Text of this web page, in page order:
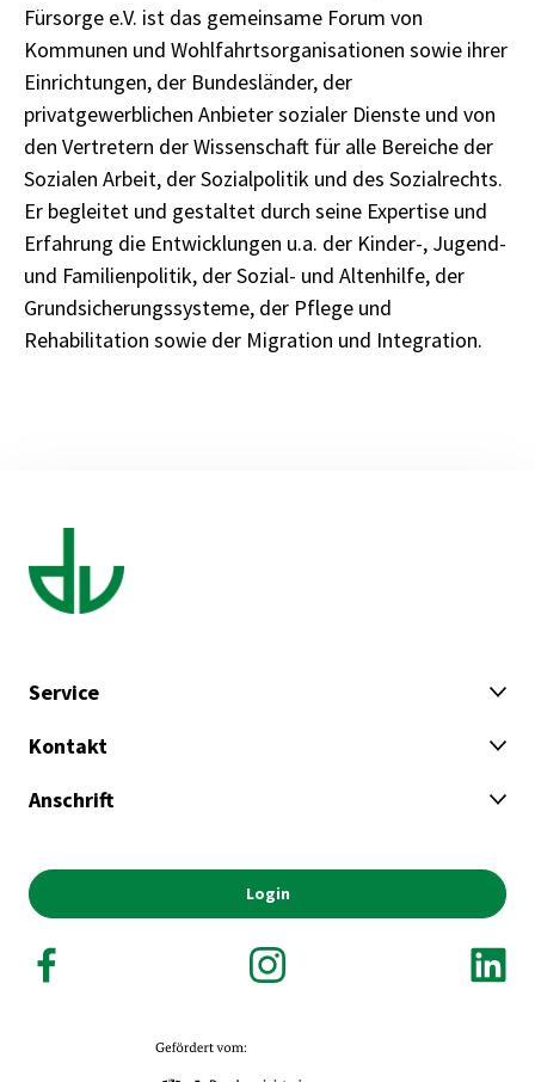
Fürsorge e.V. ist das gemeinsame Forum von
Kommunen und Wohlfahrtsorganisationen sowie ihrer
Einrichtungen, der Bundesländer, der
privatgewerblichen Anbieter sozialer Dienste und von
den Vertretern der Wissenschaft für alle Bereiche der
Sozialen Arbeit, der Sozialpolitik und des Sozialrechts.
Er begleitet und gestaltet durch seine Expertise und
Erfahrung die Entwicklungen u.a. der Kinder-, Jugend-
und Familienpolitik, der Sozial- und Altenhilfe, der
Grundsicherungssysteme, der Pflege und
Rehabilitation sowie der Migration und Integration.
Service
Kontakt
Anschrift
Login